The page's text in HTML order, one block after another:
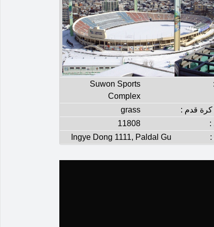
Suwon Sports
Complex
قدم :
grass
:
11808
:
Ingye Dong 1111, Paldal Gu